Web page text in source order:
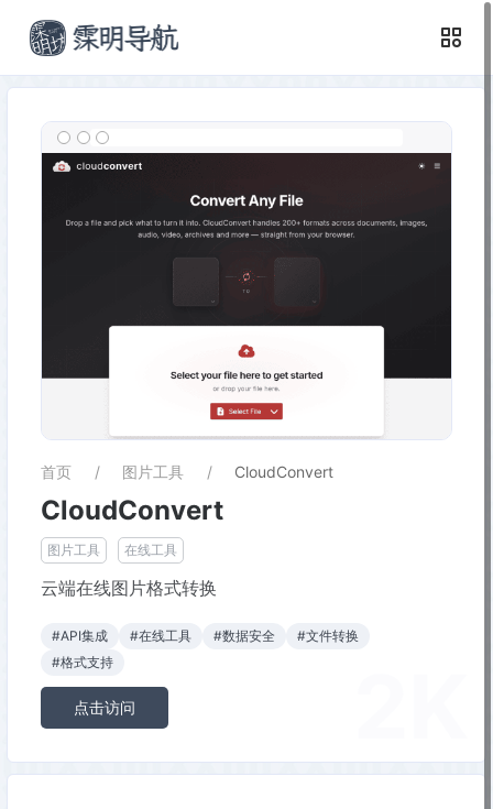
首页 图片工具 CloudConvert
CloudConvert
图片工具 在线工具
云端在线图片格式转换
#API集成 #在线工具 #数据安全
#文件转换
#格式支持
点击访问